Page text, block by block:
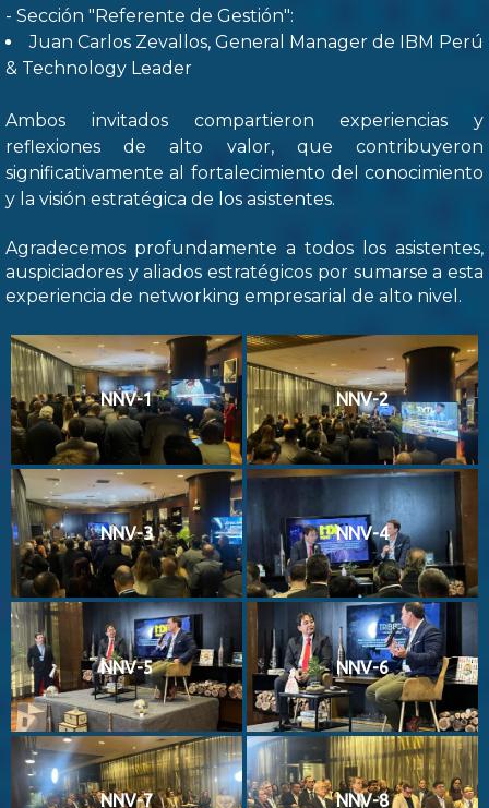
- Sección "Referente de Gestión":
Juan Carlos Zevallos, General Manager de IBM Perú
& Technology Leader
Ambos invitados compartieron experiencias y
reflexiones de alto valor, que contribuyeron
significativamente al fortalecimiento del conocimiento
y la visión estratégica de los asistentes.
Agradecemos profundamente a todos los asistentes,
auspiciadores y aliados estratégicos por sumarse a esta
experiencia de networking empresarial de alto nivel.
NNV-1 NNV-2
NNV-3 NNV-4
NNV-5 NNV-6
NNV-7 NNV-8